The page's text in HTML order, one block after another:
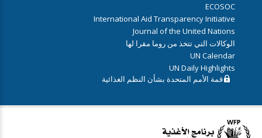
ECOSOC
International Aid Transparency Initiative
Journal of the United Nations
الوكالات التي تتخذ من روما مقرا لها
UN Calendar
UN Daily Highlights
قمة الأمم المتحدة بشأن النظم الغذائية